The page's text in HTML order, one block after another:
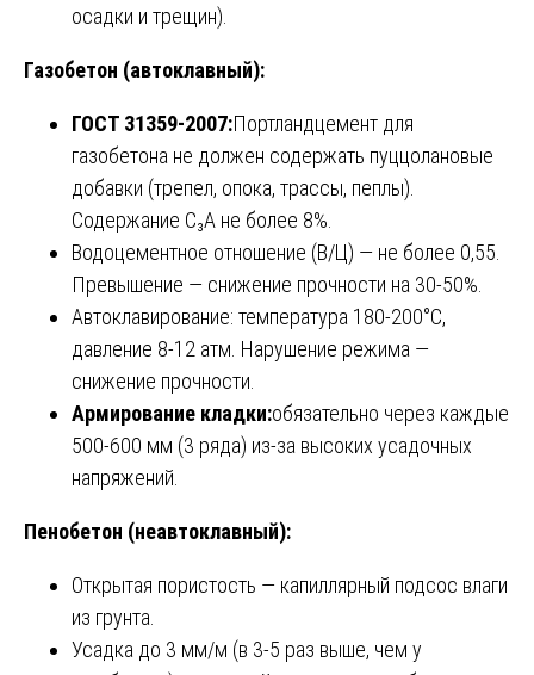
осадки и трещин).
Газобетон (автоклавный):
ГОСТ 31359-2007:Портландцемент для
газобетона не должен содержать пуццолановые
добавки (трепел, опока, трассы, пеплы).
Содержание C₃A не более 8%.
Водоцементное отношение (В/Ц) — не более 0,55.
Превышение — снижение прочности на 30-50%.
Автоклавирование: температура 180-200°C,
давление 8-12 атм. Нарушение режима —
снижение прочности.
Армирование кладки:обязательно через каждые
500-600 мм (3 ряда) из-за высоких усадочных
напряжений.
Пенобетон (неавтоклавный):
Открытая пористость — капиллярный подсос влаги
из грунта.
Усадка до 3 мм/м (в 3-5 раз выше, чем у